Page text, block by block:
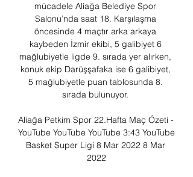
mücadele Aliağa Belediye Spor
Salonu’nda saat 18. Karşılaşma
öncesinde 4 maçtır arka arkaya
kaybeden İzmir ekibi, 5 galibiyet 6
mağlubiyetle ligde 9. sırada yer alırken,
konuk ekip Darüşşafaka ise 6 galibiyet,
5 mağlubiyetle puan tablosunda 8.
sırada bulunuyor.
Aliağa Petkim Spor 22.Hafta Maç Özeti -
YouTube YouTube YouTube 3:43 YouTube
Basket Super Ligi 8 Mar 2022 8 Mar
2022